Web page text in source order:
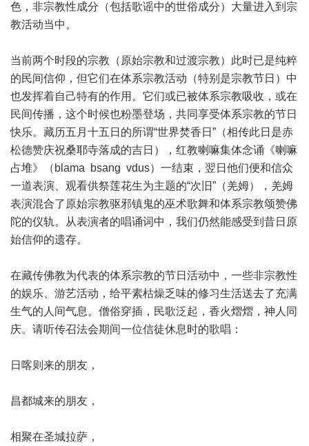
色，非宗教性成分（包括歌谣中的世俗成分）大量进入到宗
教活动当中。
当前两个时段的宗教（原始宗教和过渡宗教）此时已是纯粹
的民间信仰，但它们在体系宗教活动（特别是宗教节日）中
也发挥着自己特有的作用。它们或已被体系宗教吸收，或在
民间传播，这个时候也粉墨登场，共同享受体系宗教的节日
快乐。藏历五月十五日的所谓“世界焚香日”（相传此日是赤
松德赞庆祝桑耶寺落成的吉日），红教喇嘛集体念诵《喇嘛
占堆》（blama bsang vdus）一结束，翌日他们便和信众
一道表演、观看供祭莲花生为主题的“次旧”（羌姆），羌姆
表演混合了原始宗教驱邪镇鬼的巫术歌舞和体系宗教颂赞佛
陀的仪轨。从表演者的唱诵词中，我们仍然能感受到昔日原
始信仰的遗存。
在藏传佛教为代表的体系宗教的节日活动中，一些非宗教性
的娱乐、游艺活动，给平素枯燥乏味的修习生活送去了充满
生气的人间气息。僧俗穿插，民歌泛起，香火熠熠，神人同
庆。请听传召法会期间一位信徒休息时的歌唱：
日喀则来的朋友，
昌都城来的朋友，
相聚在圣城拉萨，